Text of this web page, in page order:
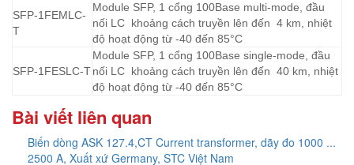
SFP-1FEMLC-
T
Module SFP, 1 cổng 100Base multi-mode, đầu
nối LC khoảng cách truyền lên đến 4 km, nhiệt
độ hoạt động từ -40 đến 85°C
SFP-1FESLC-T
Module SFP, 1 cổng 100Base single-mode, đầu
nối LC khoảng cách truyền lên đến 40 km, nhiệt
độ hoạt động từ -40 đến 85°C
Bài viết liên quan
Biến dòng ASK 127.4,CT Current transformer, dãy đo 1000 ...
2500 A, Xuất xứ Germany, STC Việt Nam